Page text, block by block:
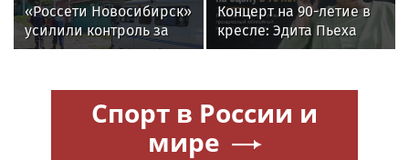
«Россети Новосибирск»
усилили контроль за
незаконными
проверок вырос в 1,5
Концерт на 90-летие в
кресле: Эдита Пьеха
планирует вернуться на
Спорт в России и
мире